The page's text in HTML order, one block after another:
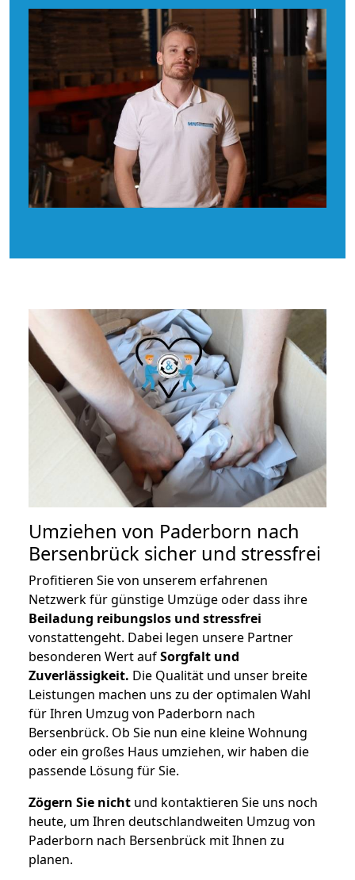
Umziehen von Paderborn nach
Bersenbrück sicher und stressfrei
Profitieren Sie von unserem erfahrenen
Netzwerk für günstige Umzüge oder dass ihre
Beiladung reibungslos und stressfrei
vonstattengeht. Dabei legen unsere Partner
besonderen Wert aufSorgfalt und
Zuverlässigkeit. Die Qualität und unser breite
Leistungen machen uns zu der optimalen Wahl
für Ihren Umzug von Paderborn nach
Bersenbrück. Ob Sie nun eine kleine Wohnung
oder ein großes Haus umziehen, wir haben die
passende Lösung für Sie.
Zögern Sie nicht und kontaktieren Sie uns noch
heute, um Ihren deutschlandweiten Umzug von
Paderborn nach Bersenbrück mit Ihnen zu
planen.